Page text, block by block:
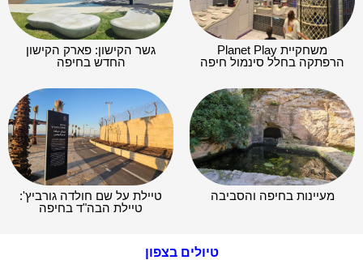
משחקיית Planet Play
הרפתקה בחלל סינמול חיפה
גשר הקישון: פארק הקישון
החדש בחיפה
מעיינות בחיפה והסביבה
טיילת על שם חולדה גורביץ':
טיילת הבה"ד בחיפה
טיולים בצפון